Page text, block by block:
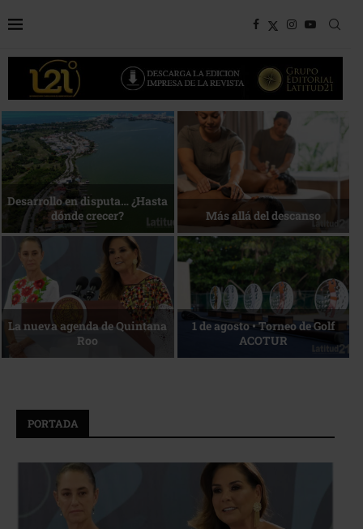
Bottega, un viaje servido a la
mesa
Energía que Impulsa la
competitividad
Reconocimiento de viajeros La esencia del servicio
PORTADA